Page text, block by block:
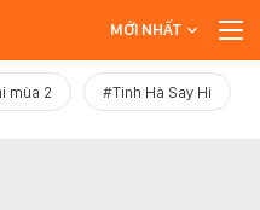
MỚI NHẤT
mùa 2 #Tinh Hà Say Hi